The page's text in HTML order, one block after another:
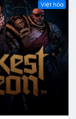
Việt hóa